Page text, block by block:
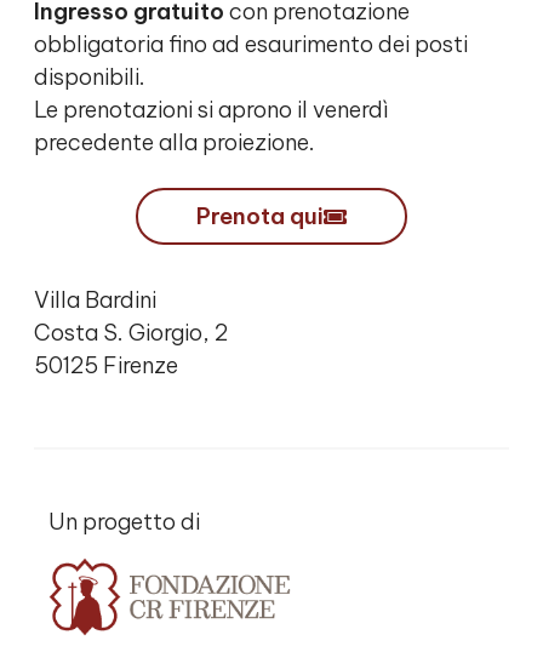
Ingresso gratuito con prenotazione
obbligatoria fino ad esaurimento dei posti
disponibili.
Le prenotazioni si aprono il venerdì
precedente alla proiezione.
Prenota qui
Villa Bardini
Costa S. Giorgio, 2
50125 Firenze
Un progetto di